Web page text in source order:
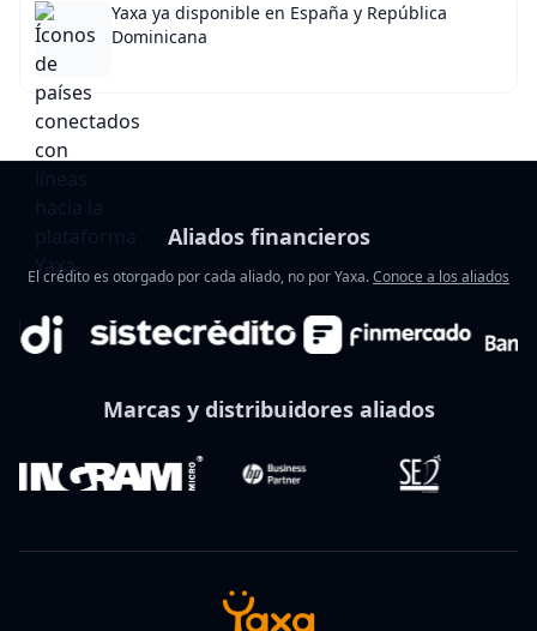
Yaxa ya disponible en España y República
Dominicana
Aliados financieros
El crédito es otorgado por cada aliado, no por Yaxa.Conoce a los aliados
Marcas y distribuidores aliados